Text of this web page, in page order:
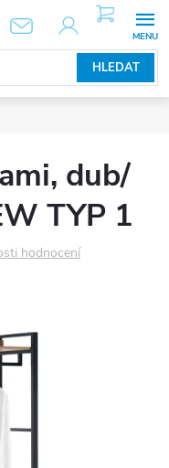
HLEDAT
NÁKUPNÍ
KOŠÍK
dub/
TYP 1
hodnocení